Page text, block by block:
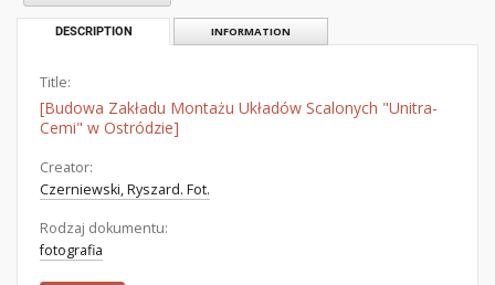
DESCRIPTION INFORMATION
Title:
[Budowa Zakładu Montażu Układów Scalonych "Unitra-
Cemi" w Ostródzie]
Creator:
Czerniewski, Ryszard. Fot.
Rodzaj dokumentu:
fotografia